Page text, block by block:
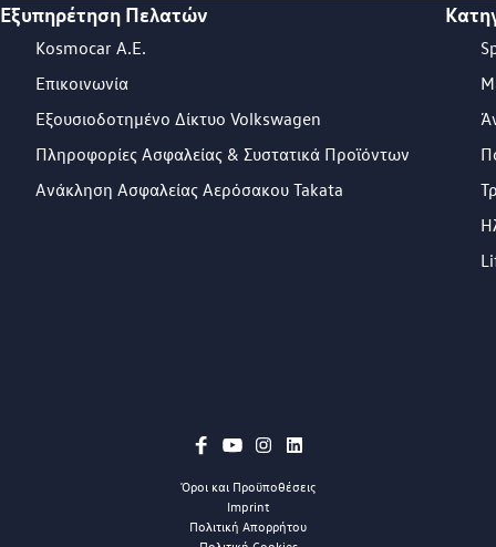
Footer Teaser
Εξυπηρέτηση Πελατών
Kosmocar Α.Ε.
Επικοινωνία
Εξουσιοδοτημένο Δίκτυο Volkswagen
Πληροφορίες Ασφαλείας & Συστατικά Προϊόντων
Ανάκληση Ασφαλείας Αερόσακου Takata
Όροι και Προϋποθέσεις
Imprint
Πολιτική Απορρήτου